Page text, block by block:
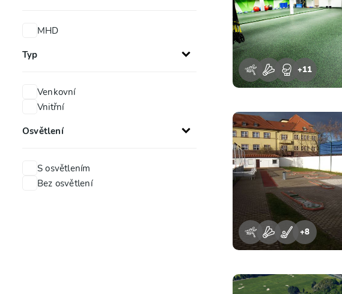
MHD
Typ
Venkovní
Vnitřní
Osvětlení
S osvětlením
Bez osvětlení
+11
+8